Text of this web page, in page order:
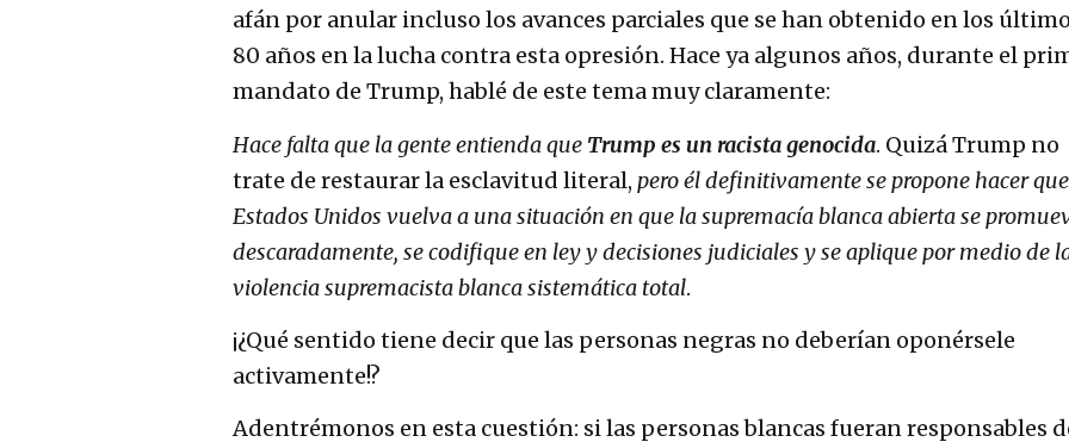
afán por anular incluso los avances parciales que se han obtenido en los
80 años en la lucha contra esta opresión. Hace ya algunos años, durante el
mandato de Trump, hablé de este tema muy claramente:
Hace falta que la gente entienda que Trump es un racista genocida. Quizá Trump no
trate de restaurar la esclavitud literal, pero él definitivamente se propone hacer que
Estados Unidos vuelva a una situación en que la supremacía blanca abierta se
descaradamente, se codifique en ley y decisiones judiciales y se aplique por medio de
violencia supremacista blanca sistemática total.
¡¿Qué sentido tiene decir que las personas negras no deberían oponérsele
activamente!?
Adentrémonos en esta cuestión: si las personas blancas fueran responsables